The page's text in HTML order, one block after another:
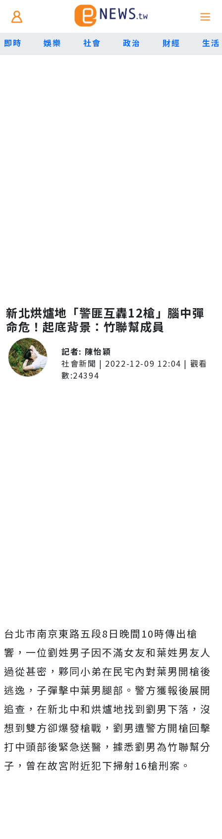
即時 娛樂 社會 政治 財經 生活
新北烘爐地「警匪互轟12槍」腦中彈
命危！起底背景：竹聯幫成員
記者: 陳怡穎
社會新聞 | 2022-12-09 12:04 | 觀看
數:24394
台北市南京東路五段8日晚間10時傳出槍
響，一位劉姓男子因不滿女友和葉姓男友人
過從甚密，夥同小弟在民宅內對葉男開槍後
逃逸，子彈擊中葉男腿部。警方獲報後展開
追查，在新北中和烘爐地找到劉男下落，沒
想到雙方卻爆發槍戰，劉男遭警方開槍回擊
打中頭部後緊急送醫，據悉劉男為竹聯幫分
子，曾在故宮附近犯下掃射16槍刑案。